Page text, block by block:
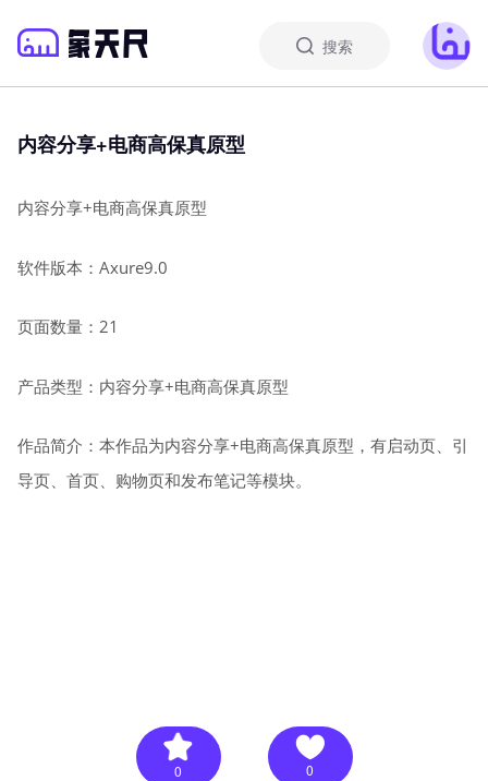
搜索
内容分享+电商高保真原型
内容分享+电商高保真原型
软件版本：Axure9.0
页面数量：21
产品类型：内容分享+电商高保真原型
作品简介：本作品为内容分享+电商高保真原型，有启动页、引
导页、首页、购物页和发布笔记等模块。
0 0